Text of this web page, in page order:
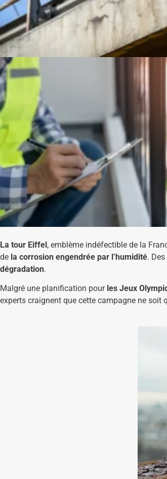
La tour Eiffel, emblème indéfectible de la
de la corrosion engendrée par l’humidité.
dégradation.
Malgré une planification pour les Jeux
experts craignent que cette campagne ne soit